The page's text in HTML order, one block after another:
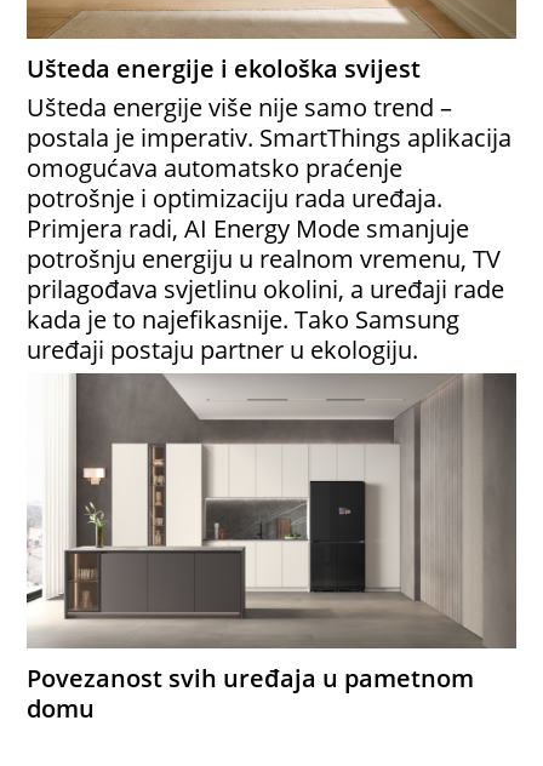
Ušteda energije i ekološka svijest
Ušteda energije više nije samo trend –
postala je imperativ. SmartThings aplikacija
omogućava automatsko praćenje
potrošnje i optimizaciju rada uređaja.
Primjera radi, AI Energy Mode smanjuje
potrošnju energiju u realnom vremenu, TV
prilagođava svjetlinu okolini, a uređaji rade
kada je to najefikasnije. Tako Samsung
uređaji postaju partner u ekologiju.
Povezanost svih uređaja u pametnom
domu